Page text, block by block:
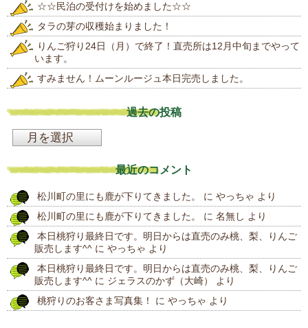
☆☆民泊の受付けを始めました☆☆
タラの芽の収穫始まりました！
りんご狩り24日（月）で終了！直売所は12月中旬までやって
います。
すみません！ムーンルージュ本日完売しました。
過去の投稿
投
稿
最近のコメント
松川町の里にも鹿が下りてきました。 に やっちゃ より
松川町の里にも鹿が下りてきました。
に 名無し より
本日桃狩り最終日です。明日からは直売のみ桃、梨、りんご
販売します^^ に やっちゃ より
本日桃狩り最終日です。明日からは直売のみ桃、梨、りんご
販売します^^ に ジェラスのかず（大崎）
より
桃狩りのお客さま写真集！
に やっちゃ より